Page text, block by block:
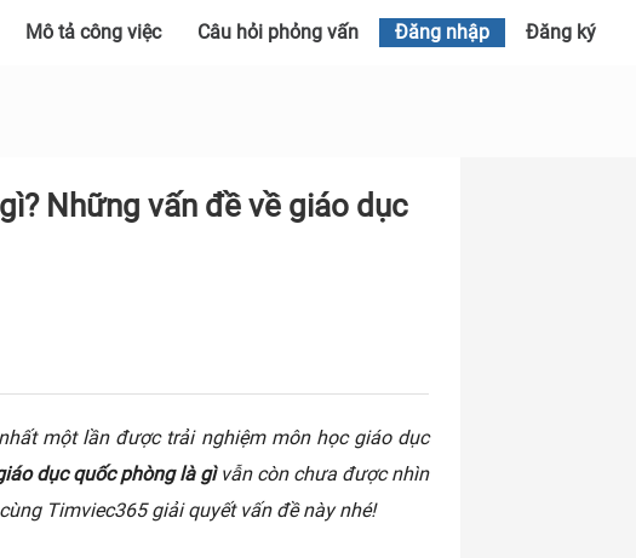
Mô tả công việc Câu hỏi phỏng vấn Đăng nhập Đăng ký
Những vấn đề về giáo dục
một lần được trải nghiệm môn học giáo dục
dục quốc phòng là gìvẫn còn chưa được nhìn
Timviec365 giải quyết vấn đề này nhé!